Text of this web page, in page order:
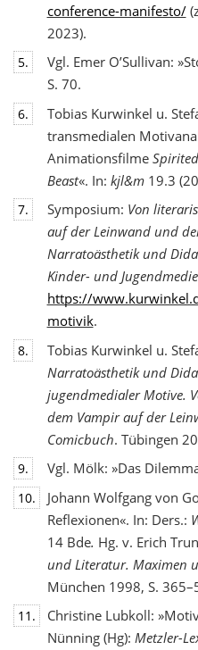
conference-manifesto/
2023).
5.
Vgl. Emer O’Sullivan:
S. 70.
6.
Tobias Kurwinkel u.
transmedialen
Animationsfilme
Beast«. In: kjl&m19.3
7. Symposium: Von
auf der Leinwand und
Narratoästhetik und
Kinder- und
https://
motivik.
8.
Tobias Kurwinkel u.
Narratoästhetik und
jugendmedialer Motive.
dem Vampir auf der
Comicbuch. Tübingen
9. Vgl. Mölk: »Das
10.
Johann Wolfgang von
Reflexionen«. In: Ders.:
14 Bde. Hg. v. Erich
und Literatur. Maximen
München 1998, S.
11.
Christine Lubkoll:
Nünning (Hg): Metzler-